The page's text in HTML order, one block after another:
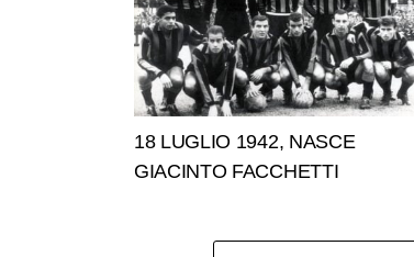
18 LUGLIO 1942, NASCE
GIACINTO FACCHETTI